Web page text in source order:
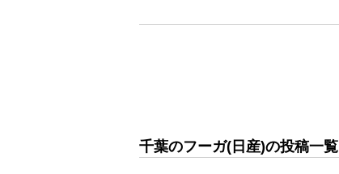
千葉のフーガ(日産)の投稿一覧